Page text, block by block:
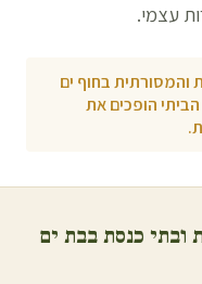
עצמי.
בחוף ים
הופכים את
ובתי כנסת בבת ים